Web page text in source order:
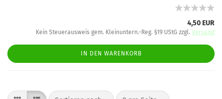
4,50 EUR
Kein Steuerausweis gem. Kleinuntern.-Reg. §19 UStG zzgl. Versand
IN DEN WARENKORB